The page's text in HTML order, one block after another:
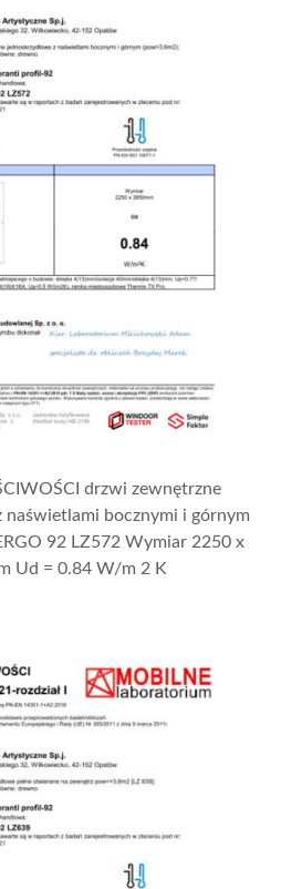
drzwi zewnętrzne
naświetlami bocznymi i górnym
92 LZ572 Wymiar 2250 x
Ud = 0.84 W/m 2 K